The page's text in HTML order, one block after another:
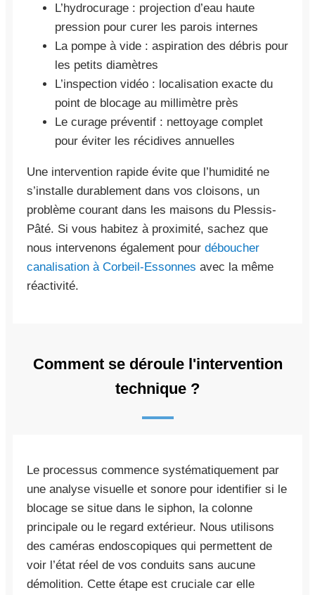
L’hydrocurage : projection d’eau haute
pression pour curer les parois internes
La pompe à vide : aspiration des débris pour
les petits diamètres
L’inspection vidéo : localisation exacte du
point de blocage au millimètre près
Le curage préventif : nettoyage complet
pour éviter les récidives annuelles
Une intervention rapide évite que l’humidité ne
s’installe durablement dans vos cloisons, un
problème courant dans les maisons du Plessis-
Pâté. Si vous habitez à proximité, sachez que
nous intervenons également pour déboucher
canalisation à Corbeil-Essonnes avec la même
réactivité.
Comment se déroule l'intervention
technique ?
Le processus commence systématiquement par
une analyse visuelle et sonore pour identifier si le
blocage se situe dans le siphon, la colonne
principale ou le regard extérieur. Nous utilisons
des caméras endoscopiques qui permettent de
voir l’état réel de vos conduits sans aucune
démolition. Cette étape est cruciale car elle